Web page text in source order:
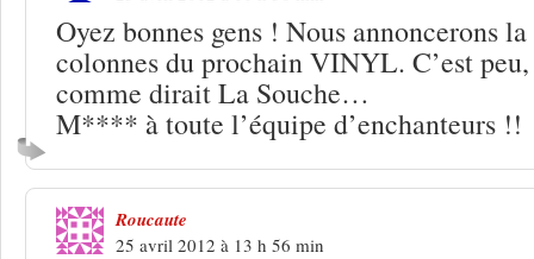
Oyez bonnes gens ! Nous annoncerons
colonnes du prochain VINYL. C’est peu,
comme dirait La Souche…
M**** à toute l’équipe d’enchanteurs !!
Roucaute
25 avril 2012 à 13 h 56 min